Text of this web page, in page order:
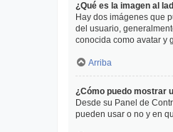
¿Qué es la imagen al
Hay dos imágenes que
del usuario,
conocida como avatar y
Arriba
¿Cómo puedo mostrar
Desde su Panel de
pueden usar o no y en